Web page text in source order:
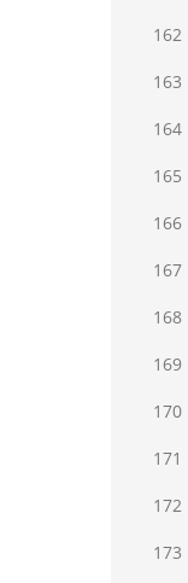
162
163
164
165
166
167
168
169
170
171
172
173